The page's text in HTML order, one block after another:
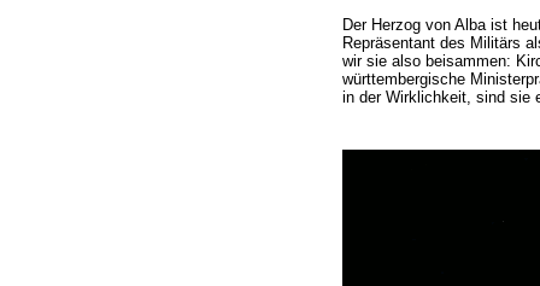
Der Herzog von Alba ist
Repräsentant des Militärs
wir sie also beisammen:
württembergische
in der Wirklichkeit, sind sie